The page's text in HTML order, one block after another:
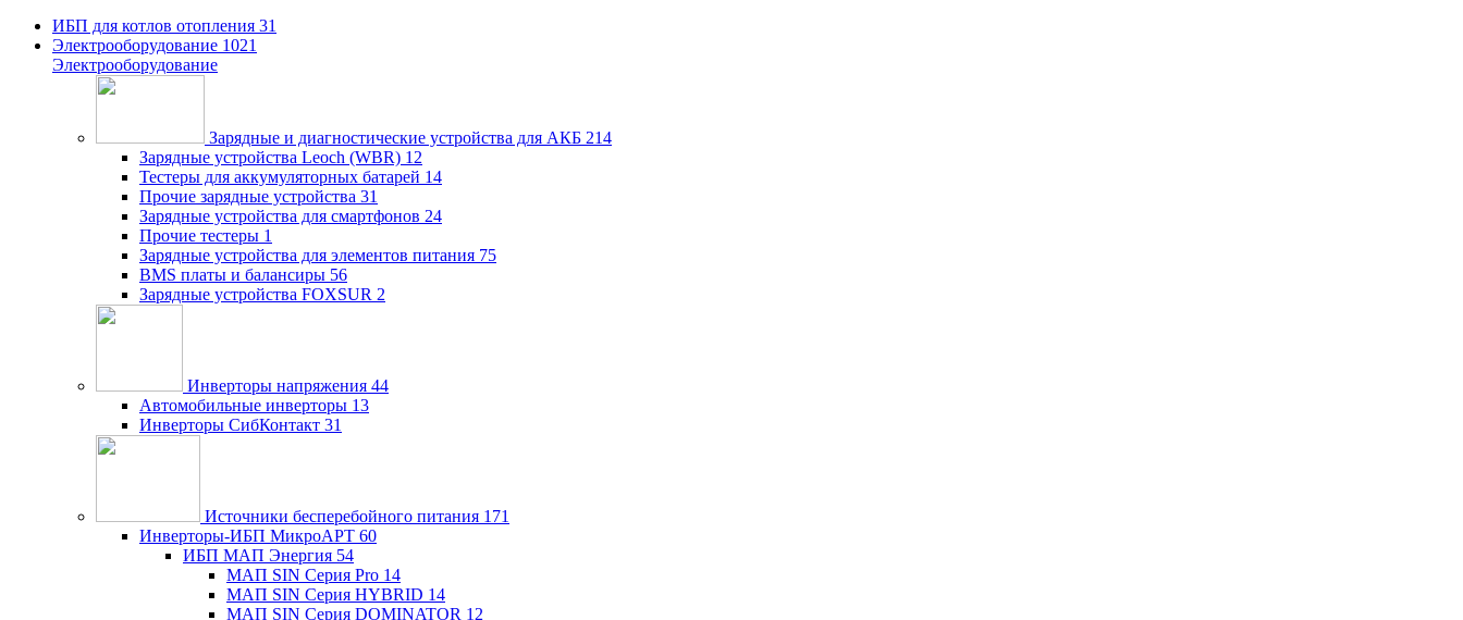
ИБП для котлов отопления 31
Электрооборудование 1021
Электрооборудование
Зарядные и диагностические устройства для АКБ 214
Зарядные устройства Leoch (WBR) 12
Тестеры для аккумуляторных батарей 14
Прочие зарядные устройства 31
Зарядные устройства для смартфонов 24
Прочие тестеры 1
Зарядные устройства для элементов питания 75
BMS платы и балансиры 56
Зарядные устройства FOXSUR 2
Инверторы напряжения 44
Автомобильные инверторы 13
Инверторы СибКонтакт 31
Источники бесперебойного питания 171
Инверторы-ИБП МикроАРТ 60
ИБП МАП Энергия 54
МАП SIN Серия Pro 14
МАП SIN Серия HYBRID 14
МАП SIN Серия DOMINATOR 12